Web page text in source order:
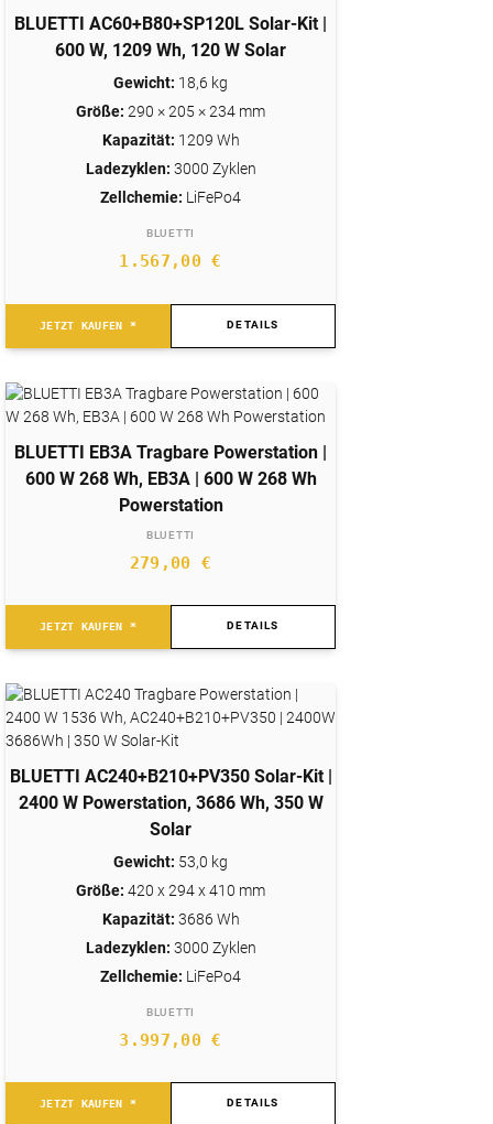
BLUETTI AC60+B80+SP120L Solar-Kit |
600 W, 1209 Wh, 120 W Solar
Gewicht: 18,6 kg
Größe: 290 × 205 × 234 mm
Kapazität: 1209 Wh
Ladezyklen: 3000 Zyklen
Zellchemie: LiFePo4
BLUETTI
1.567,00€
JETZT KAUFEN * DETAILS
BLUETTI EB3A Tragbare Powerstation |
600 W 268 Wh, EB3A | 600 W 268 Wh
Powerstation
BLUETTI
279,00 €
JETZT KAUFEN * DETAILS
BLUETTI AC240+B210+PV350 Solar-Kit |
2400 W Powerstation, 3686 Wh, 350 W
Solar
Gewicht: 53,0 kg
Größe: 420 x 294 x 410 mm
Kapazität: 3686 Wh
Ladezyklen: 3000 Zyklen
Zellchemie: LiFePo4
BLUETTI
3.997,00€
JETZT KAUFEN * DETAILS